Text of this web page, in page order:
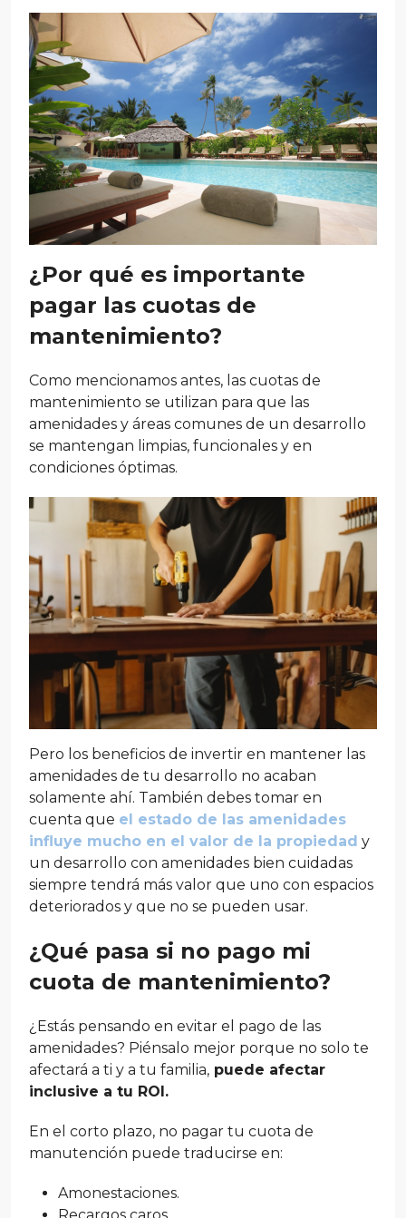
¿Por qué es importante
pagar las cuotas de
mantenimiento?
Como mencionamos antes, las cuotas de
mantenimiento se utilizan para que las
amenidades y áreas comunes de un desarrollo
se mantengan limpias, funcionales y en
condiciones óptimas.
Pero los beneficios de invertir en mantener las
amenidades de tu desarrollo no acaban
solamente ahí. También debes tomar en
cuenta que el estado de las amenidades
influye mucho en el valor de la propiedad y
un desarrollo con amenidades bien cuidadas
siempre tendrá más valor que uno con espacios
deteriorados y que no se pueden usar.
¿Qué pasa si no pago mi
cuota de mantenimiento?
¿Estás pensando en evitar el pago de las
amenidades? Piénsalo mejor porque no solo te
afectará a ti y a tu familia, puede afectar
inclusive a tu ROI.
En el corto plazo, no pagar tu cuota de
manutención puede traducirse en:
Amonestaciones.